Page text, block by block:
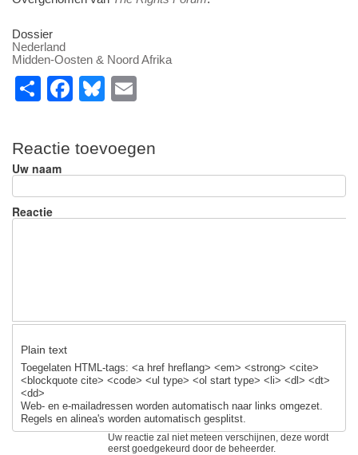
Dossier
Nederland
Midden-Oosten & Noord Afrika
S
ar
e
F
c
e
b
o
Bl
e
sk
y
ail
Reactie toevoegen
Uw naam
Reactie
Plain text
Toegelaten HTML-tags: <a href hreflang> <em> <strong> <cite>
<blockquote cite> <code> <ul type> <ol start type> <li> <dl> <dt>
<dd>
Web- en e-mailadressen worden automatisch naar links omgezet.
Regels en alinea's worden automatisch gesplitst.
Uw reactie zal niet meteen verschijnen, deze wordt
eerst goedgekeurd door de beheerder.